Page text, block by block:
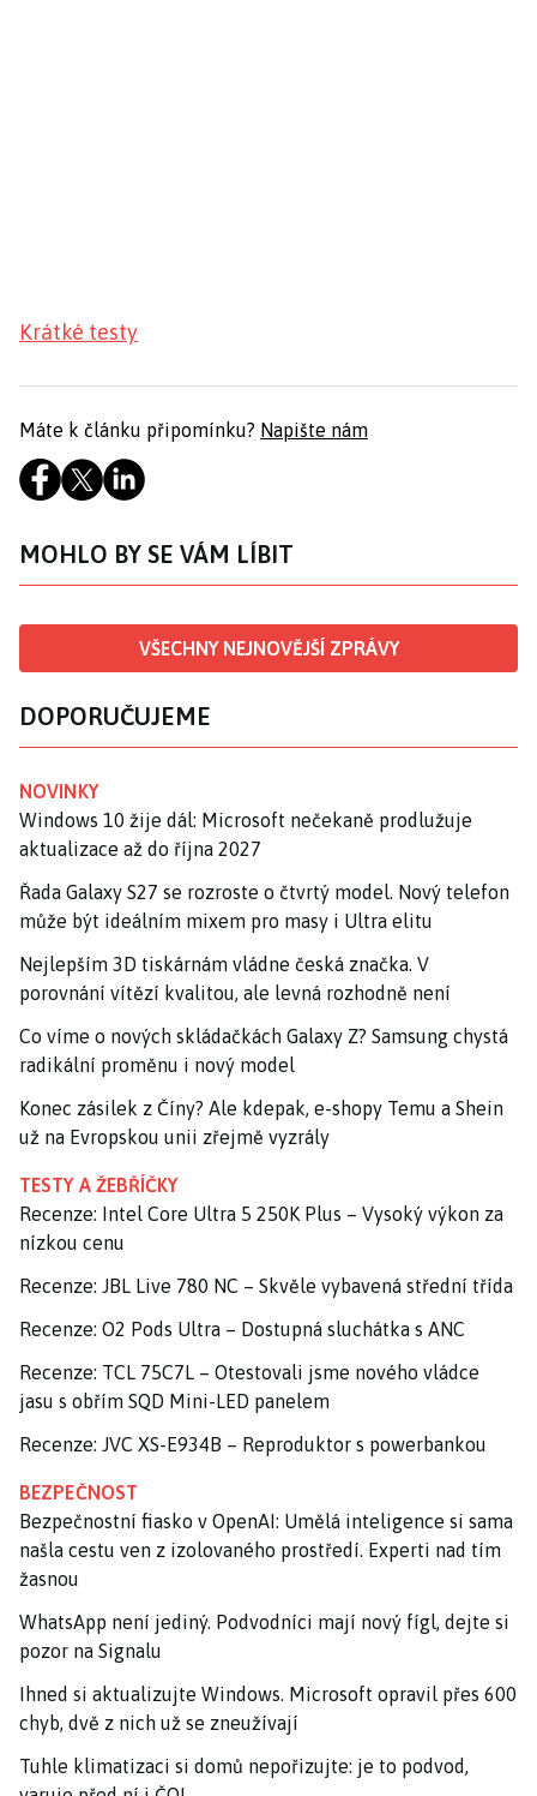
Krátké testy
Máte k článku připomínku? Napište nám
MOHLO BY SE VÁM LÍBIT
VŠECHNY NEJNOVĚJŠÍ ZPRÁVY
DOPORUČUJEME
NOVINKY
Windows 10 žije dál: Microsoft nečekaně prodlužuje
aktualizace až do října 2027
Řada Galaxy S27 se rozroste o čtvrtý model. Nový telefon
může být ideálním mixem pro masy i Ultra elitu
Nejlepším 3D tiskárnám vládne česká značka. V
porovnání vítězí kvalitou, ale levná rozhodně není
Co víme o nových skládačkách Galaxy Z? Samsung chystá
radikální proměnu i nový model
Konec zásilek z Číny? Ale kdepak, e-shopy Temu a Shein
už na Evropskou unii zřejmě vyzrály
TESTY A ŽEBŘÍČKY
Recenze: Intel Core Ultra 5 250K Plus – Vysoký výkon za
nízkou cenu
Recenze: JBL Live 780 NC – Skvěle vybavená střední třída
Recenze: O2 Pods Ultra – Dostupná sluchátka s ANC
Recenze: TCL 75C7L – Otestovali jsme nového vládce
jasu s obřím SQD Mini-LED panelem
Recenze: JVC XS-E934B – Reproduktor s powerbankou
BEZPEČNOST
Bezpečnostní fiasko v OpenAI: Umělá inteligence si sama
našla cestu ven z izolovaného prostředí. Experti nad tím
žasnou
WhatsApp není jediný. Podvodníci mají nový fígl, dejte si
pozor na Signalu
Ihned si aktualizujte Windows. Microsoft opravil přes 600
chyb, dvě z nich už se zneužívají
Tuhle klimatizaci si domů nepořizujte: je to podvod,